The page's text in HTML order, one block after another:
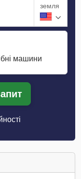
земля
машини